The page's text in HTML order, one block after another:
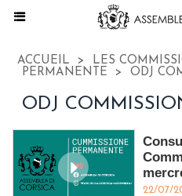
ACCUEIL > LES
PERMANENTE
> ODJ
ODJ
22/07/